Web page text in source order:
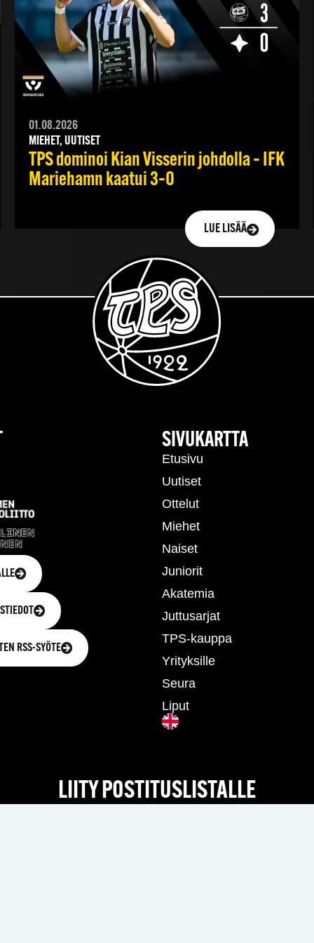
01.08.2026
MIEHET, UUTISET
TPS dominoi Kian Visserin johdolla – IFK
Mariehamn kaatui 3–0
LUE LISÄÄ
RSS-SYÖTE
SIVUKARTTA
Etusivu
Uutiset
Ottelut
Miehet
Naiset
Juniorit
Akatemia
Juttusarjat
TPS-kauppa
Yrityksille
Seura
Liput
LIITY POSTITUSLISTALLE